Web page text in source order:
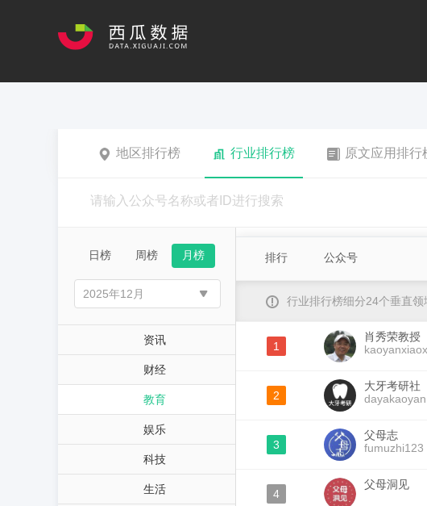
地区排行榜 行业排行榜 原文应用排行
日榜 周榜 月榜
资讯
财经
教育
娱乐
科技
生活
排行 公众号
行业排行榜细分24个垂直
1
肖秀荣教授
2
大牙考研社
dayakaoyan
3
父母志
fumuzhi123
4
父母洞见